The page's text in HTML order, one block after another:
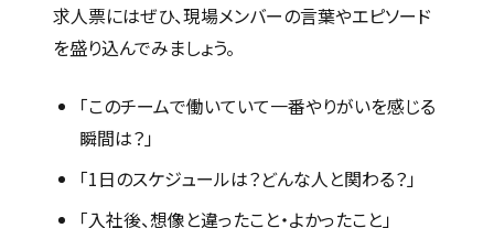
求人票にはぜひ、現場メンバーの言葉やエピソード
を盛り込んでみましょう。
「このチームで働いていて一番やりがいを感じる
瞬間は？」
「1日のスケジュールは？どんな人と関わる？」
「入社後、想像と違ったこと・よかったこと」